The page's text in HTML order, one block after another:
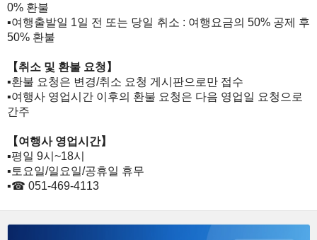
0% 환불
▪️여행출발일 1일 전 또는 당일 취소 : 여행요금의 50% 공제 후
50% 환불​
【취소 및 환불 요청】
​​▪️​​​​환불 요청은 변경/취소 요청 게시판으로만 접수
​​▪️여행사 영업시간 이후의 환불 요청은 다음 영업일 요청으로
간주
【여행사 영업시간】
​​▪️​​​​평일 9시~18시
​​▪️토요일/​​​일요일/공휴일 휴무​​​​
​​▪️☎ 051-469-4113​​